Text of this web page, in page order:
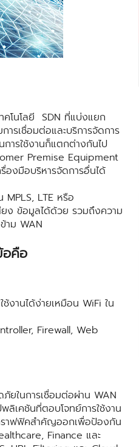
นโลยี SDN ที่แบ่งแยก
ารเชื่อมต่อและบริการจัดการ
การใช้งานก็แตกต่างกันไป
Premise Equipment
องมือบริหารจัดการอื่นได้
MPLS, LTE หรือ
ง ข้อมูลได้ด้วย รวมถึงความ
าม WAN
คือ
งานได้ง่ายเหมือน WiFi ใน
Firewall, Web
นการเชื่อมต่อผ่าน WAN
เคชันที่ตอบโจทย์การใช้งาน
าฟฟิคสำคัญออกเพื่อป้องกัน
Finance และ